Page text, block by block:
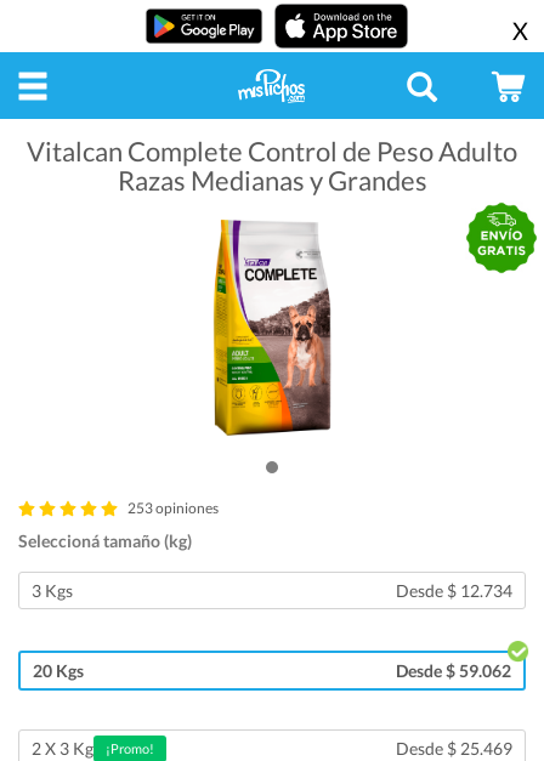
X
Vitalcan Complete Control de Peso Adulto
Razas Medianas y Grandes
253 opiniones
Seleccioná tamaño (kg)
3 Kgs Desde $ 12.734
20 Kgs Desde $ 59.062
2 X 3 Kg ¡Promo! Desde $ 25.469